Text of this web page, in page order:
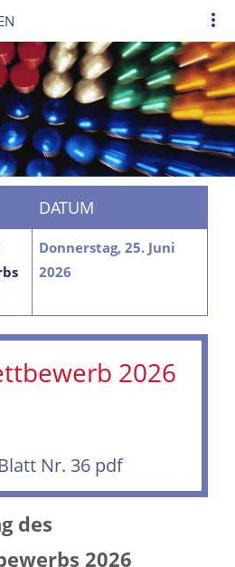
DATUM
Donnerstag, 25. Juni
2026
2026
Nr. 36 pdf
des
2026